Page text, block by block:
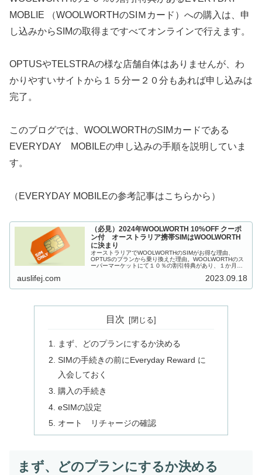
MOBLIE （WOOLWORTHのSIＭカード）への購入は、申
し込みからSIMの取得まですべてオンラインで行えます。
OPTUSやTELSTRAの様な店舗自体はありませんが、わ
かりやすいサイトから１５分ー２０分もあれば申し込みは
完了。
このブログでは、WOOLWORTHのSIMカードである
EVERYDAY MOBILEの申し込みの手順を説明していま
す。
（EVERYDAY MOBILEの参考記事はこちらから）
（必見）2024年WOOLWORTH 10%OFF クーポ
ン付 オーストラリア携帯SIMはWOOLWORTH
に決まり
オーストラリアでWOOLWORTHのSIMがお得な理由、
OPTUSのプランから乗り換えた理由。WOOLWORTHのス
ーパーマーケットにて１０％の割引特典があり、１か月１
auslifej.com 2023.09.18
目次
まず、どのプランにするか決める
SIMの手続きの前にEveryday Reward に
入会しておく
購入の手続き
eSIMの設定
オート リチャージの確認
まず、どのプランにするか決める